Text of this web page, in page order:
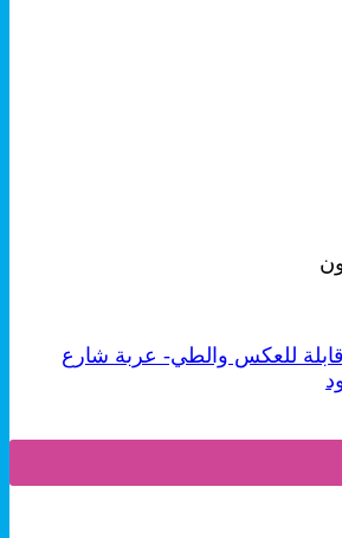
عربة أطفال 2 في 1 قابلة للعكس والطي- عربة شارع